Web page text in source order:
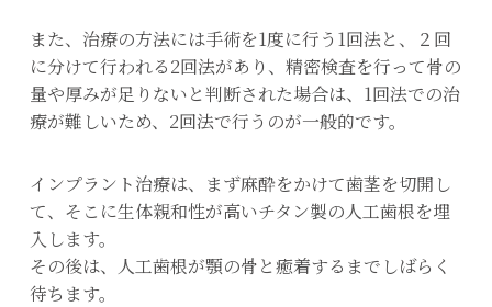
また、治療の方法には手術を1度に行う1回法と、２回
に分けて行われる2回法があり、精密検査を行って骨の
量や厚みが足りないと判断された場合は、1回法での治
療が難しいため、2回法で行うのが一般的です。
インプラント治療は、まず麻酔をかけて歯茎を切開し
て、そこに生体親和性が高いチタン製の人工歯根を埋
入します。
その後は、人工歯根が顎の骨と癒着するまでしばらく
待ちます。